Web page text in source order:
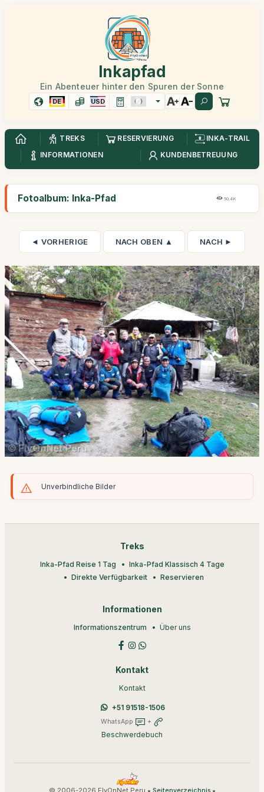
Inkapfad
Ein Abenteuer hinter den Spuren der Sonne
DE USD
TREKS RESERVIERUNG
INKA-TRAIL
INFORMATIONEN
KUNDENBETREUUNG
Fotoalbum: Inka-Pfad 50,4K
◄ VORHERIGE NACH OBEN ▲ NACH ►
Unverbindliche Bilder
Treks
Inka-Pfad Reise 1 Tag
Inka-Pfad Klassisch 4 Tage
Direkte Verfügbarkeit
Reservieren
Informationen
Informationszentrum Über uns
Kontakt
Kontakt
+51 91518-1506
WhatsApp +
Beschwerdebuch
© 2006-2026 FlyOnNet Peru • •